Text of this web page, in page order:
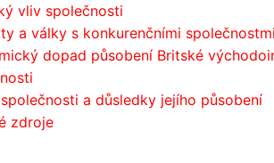
vliv společnosti
a války s konkurenčními
dopad působení Britské
a důsledky jejího působení
zdroje